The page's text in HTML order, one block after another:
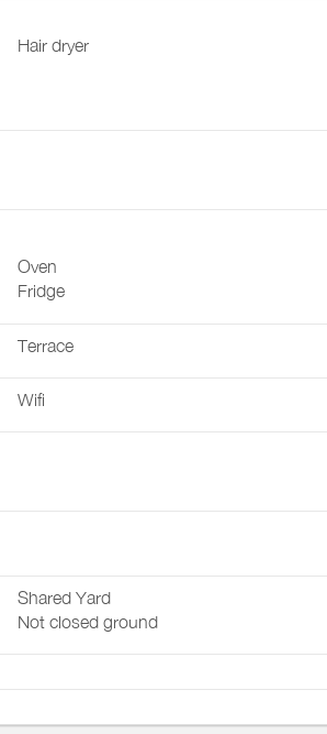
Hair dryer
Oven
Fridge
Terrace
Wifi
Shared Yard
Not closed ground